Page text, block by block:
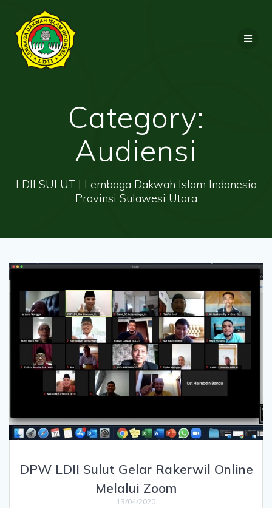
Category:
Audiensi
LDII SULUT | Lembaga Dakwah Islam Indonesia
Provinsi Sulawesi Utara
DPW LDII Sulut Gelar Rakerwil Online
Melalui Zoom
13/04/2020